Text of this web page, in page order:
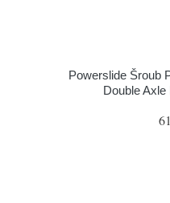
Powerslide Šroub
Double